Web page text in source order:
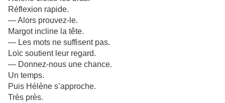
Réflexion rapide.
— Alors prouvez-le.
Margot incline la tête.
— Les mots ne suffisent pas.
Loïc soutient leur regard.
— Donnez-nous une chance.
Un temps.
Puis Hélène s’approche.
Très près.